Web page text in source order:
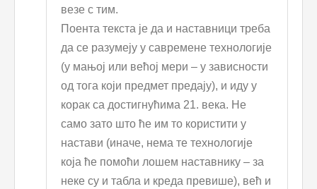
везе с тим.
Поента текста је да и наставници треба
да се разумеју у савремене технологије
(у мањој или већој мери – у зависности
од тога који предмет предају), и иду у
корак са достигнућима 21. века. Не
само зато што ће им то користити у
настави (иначе, нема те технологије
која ће помоћи лошем наставнику – за
неке су и табла и креда превише), већ и